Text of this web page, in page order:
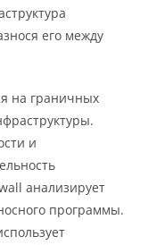
его между
на граничных
и
анализирует
программы.